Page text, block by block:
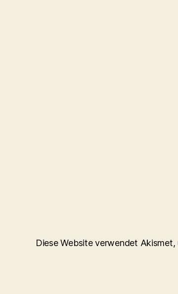
Diese Website verwendet Akismet,